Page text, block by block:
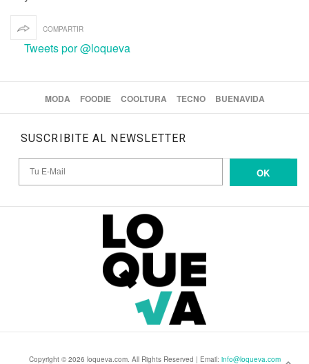
COMPARTIR
Tweets por @loqueva
MODA FOODIE COOLTURA TECNO BUENAVIDA
SUSCRIBITE AL NEWSLETTER
OK
Copyright © 2026 loqueva.com. All Rights Reserved | Email: info@loqueva.com